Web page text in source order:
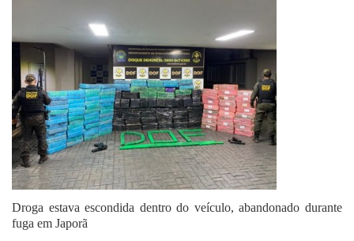
Droga estava escondida dentro do veículo, abandonado durante
fuga em Japorã